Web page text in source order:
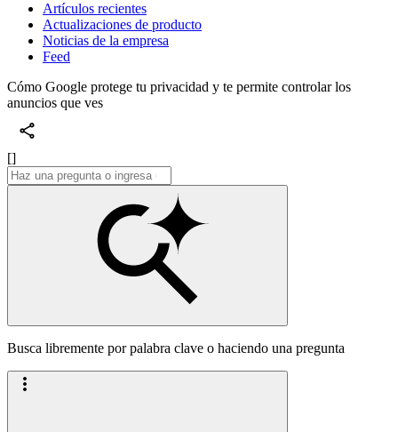
Artículos recientes
Actualizaciones de producto
Noticias de la empresa
Feed
Cómo Google protege tu privacidad y te permite controlar los
anuncios que ves
[]
Busca libremente por palabra clave o haciendo una pregunta